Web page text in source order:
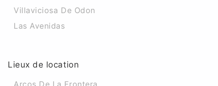
Villaviciosa De Odon
Las Avenidas
Lieux de location
Arcos De La Frontera